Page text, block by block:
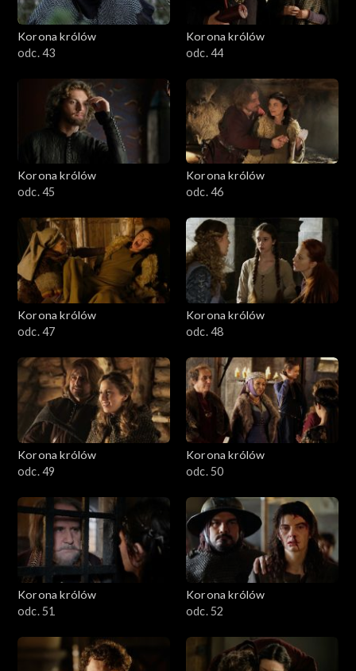
Korona królów
odc. 43
Korona królów
odc. 44
Korona królów
odc. 45
Korona królów
odc. 46
Korona królów
odc. 47
Korona królów
odc. 48
Korona królów
odc. 49
Korona królów
odc. 50
Korona królów
odc. 51
Korona królów
odc. 52